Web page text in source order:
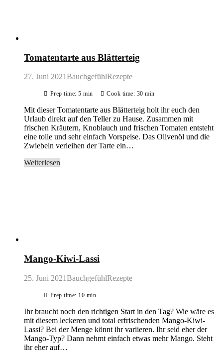
Tomatentarte aus Blätterteig
27. Juni 2021BauchgefühlRezepte
Prep time: 5 min Cook time: 30 min
Mit dieser Tomatentarte aus Blätterteig holt ihr euch den
Urlaub direkt auf den Teller zu Hause. Zusammen mit
frischen Kräutern, Knoblauch und frischen Tomaten entsteht
eine tolle und sehr einfach Vorspeise. Das Olivenöl und die
Zwiebeln verleihen der Tarte ein…
Weiterlesen
Mango-Kiwi-Lassi
25. Juni 2021BauchgefühlRezepte
Prep time: 10 min
Ihr braucht noch den richtigen Start in den Tag? Wie wäre es
mit diesem leckeren und total erfrischenden Mango-Kiwi-
Lassi? Bei der Menge könnt ihr variieren. Ihr seid eher der
Mango-Typ? Dann nehmt einfach etwas mehr Mango. Steht
ihr eher auf…